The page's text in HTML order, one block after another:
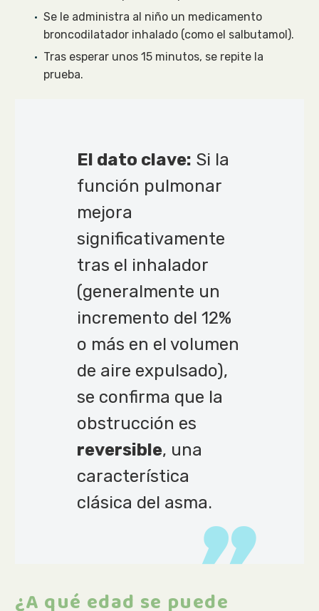
Se le administra al niño un medicamento
broncodilatador inhalado (como el salbutamol).
Tras esperar unos 15 minutos, se repite la
prueba.
El dato clave: Si la
función pulmonar
mejora
significativamente
tras el inhalador
(generalmente un
incremento del 12%
o más en el volumen
de aire expulsado),
se confirma que la
obstrucción es
reversible, una
característica
clásica del asma.
¿A qué edad se puede